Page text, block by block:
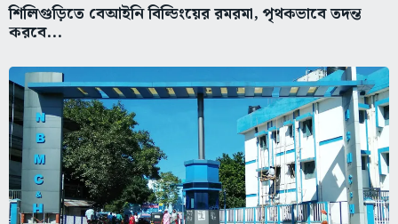
শিলিগুড়িতে বেআইনি বিল্ডিংয়ের রমরমা, পৃথকভাবে তদন্ত
করবে...